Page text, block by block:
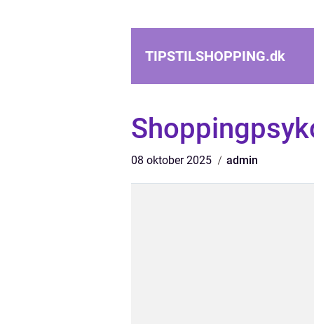
TIPSTILSHOPPING.dk
08 oktober 2025 admin